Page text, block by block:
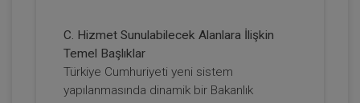
Sözleşmeler Hukuku - 1 - IV. Borçlar
Hukuku Kongresi - VII. Oturum
360 TL Sepete Ekle
C. Hizmet Sunulabilecek Alanlara İlişkin
Temel Başlıklar
Türkiye Cumhuriyeti yeni sistem
yapılanmasında dinamik bir Bakanlık